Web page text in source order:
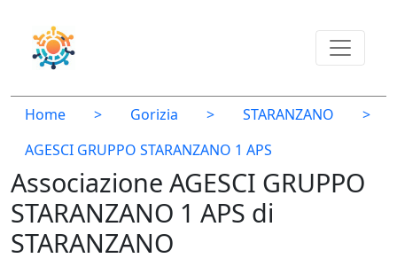
Home > Gorizia > STARANZANO
>
AGESCI GRUPPO STARANZANO 1 APS
Associazione AGESCI GRUPPO
STARANZANO 1 APS di
STARANZANO